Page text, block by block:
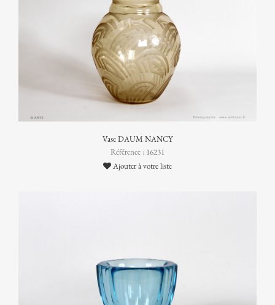
Vase DAUM NANCY
Référence : 16231
Ajouter à votre liste